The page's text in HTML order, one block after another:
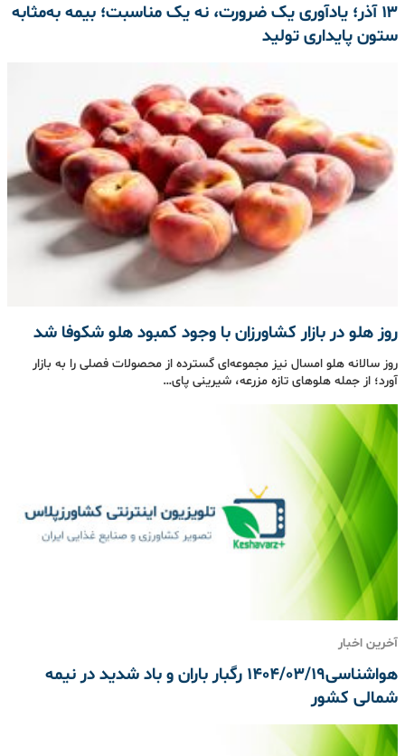
۱۳ آذر؛ یادآوری یک ضرورت، نه یک مناسبت؛ بیمه به‌مثابه
ستون پایداری تولید
روز هلو در بازار کشاورزان با وجود کمبود هلو شکوفا شد
روز سالانه‌ هلو امسال نیز مجموعه‌ای گسترده از محصولات فصلی را به بازار
آورد؛ از جمله هلوهای تازه‌ مزرعه، شیرینی پای…
آخرین اخبار
هواشناسی1404/03/19 رگبار باران و باد شدید در نیمه
شمالی کشور